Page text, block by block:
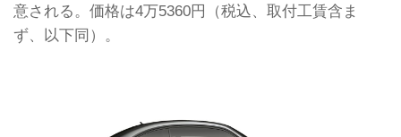
意される。価格は4万5360円（税込、取付工賃含ま
ず、以下同）。